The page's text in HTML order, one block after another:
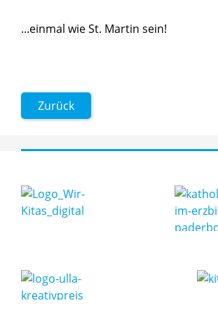
...einmal wie St. Martin sein!
Zurück